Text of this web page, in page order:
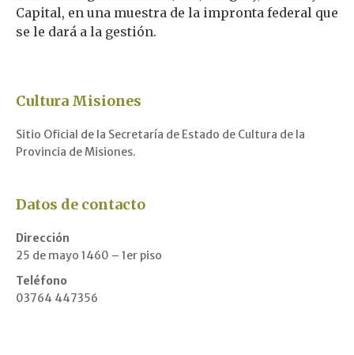
Capital, en una muestra de la impronta federal que
se le dará a la gestión.
Cultura Misiones
Sitio Oficial de la Secretaría de Estado de Cultura de la
Provincia de Misiones.
Datos de contacto
Dirección
25 de mayo 1460 – 1er piso
Teléfono
03764 447356